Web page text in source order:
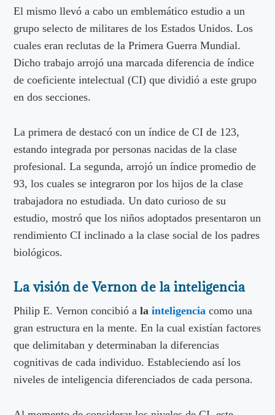
El mismo llevó a cabo un emblemático estudio a un
grupo selecto de militares de los Estados Unidos. Los
cuales eran reclutas de la Primera Guerra Mundial.
Dicho trabajo arrojó una marcada diferencia de índice
de coeficiente intelectual (CI) que dividió a este grupo
en dos secciones.
La primera de destacó con un índice de CI de 123,
estando integrada por personas nacidas de la clase
profesional. La segunda, arrojó un índice promedio de
93, los cuales se integraron por los hijos de la clase
trabajadora no estudiada. Un dato curioso de su
estudio, mostró que los niños adoptados presentaron un
rendimiento CI inclinado a la clase social de los padres
biológicos.
La visión de Vernon de la inteligencia
Philip E. Vernon concibió alainteligencia como una
gran estructura en la mente. En la cual existían factores
que delimitaban y determinaban la diferencias
cognitivas de cada individuo. Estableciendo así los
niveles de inteligencia diferenciados de cada persona.